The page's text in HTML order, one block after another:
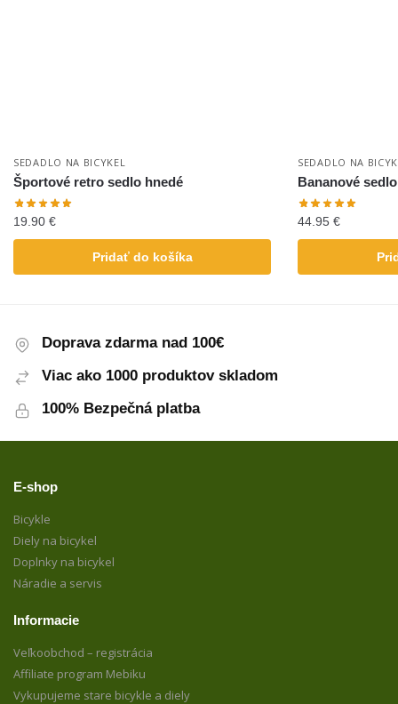
SEDADLO NA BICYKEL
Športové retro sedlo hnedé
19.90 €
Pridať do košíka
SEDADLO NA
Bananové
44.95 €
Doprava zdarma nad 100€
Viac ako 1000 produktov skladom
100% Bezpečná platba
E-shop
Bicykle
Diely na bicykel
Doplnky na bicykel
Náradie a servis
Informacie
Veľkoobchod – registrácia
Affiliate program Mebiku
Vykupujeme stare bicykle a diely